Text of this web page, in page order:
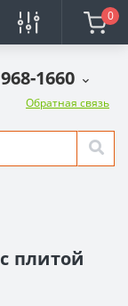
0
1660
Обратная связь
плитой